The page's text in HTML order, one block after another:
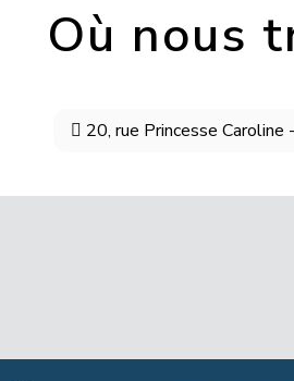
Où nous
20, rue Princesse